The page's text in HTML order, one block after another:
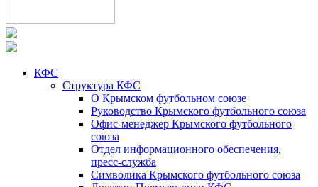
КФС
Структура КФС
О Крымском футбольном союзе
Руководство Крымского футбольного союза
Офис-менеджер Крымского футбольного
союза
Отдел информационного обеспечения,
пресс-служба
Символика Крымского футбольного союза